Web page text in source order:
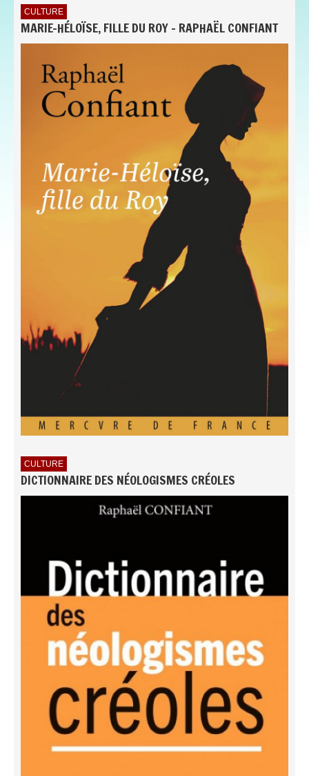
CULTURE
MARIE-HÉLOÏSE, FILLE DU ROY - RAPHAËL CONFIANT
CULTURE
DICTIONNAIRE DES NÉOLOGISMES CRÉOLES